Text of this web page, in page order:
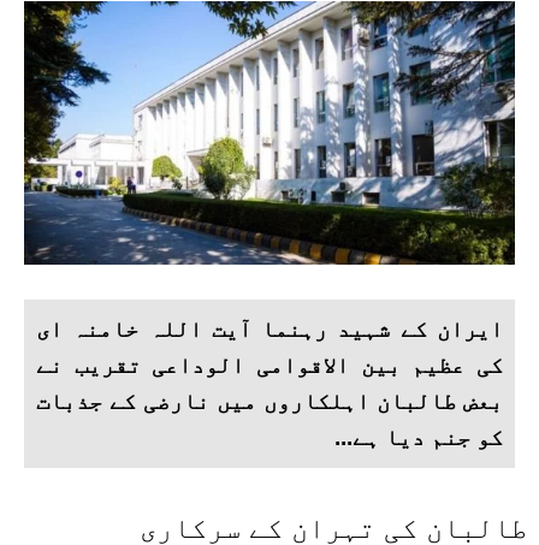
ایران کے شہید رہنما آیت اللہ خامنہ ای
کی عظیم بین الاقوامی الوداعی تقریب نے
بعض طالبان اہلکاروں میں نارضی کے جذبات
کو جنم دیا ہے...
طالبان کی تہران کے سرکاری